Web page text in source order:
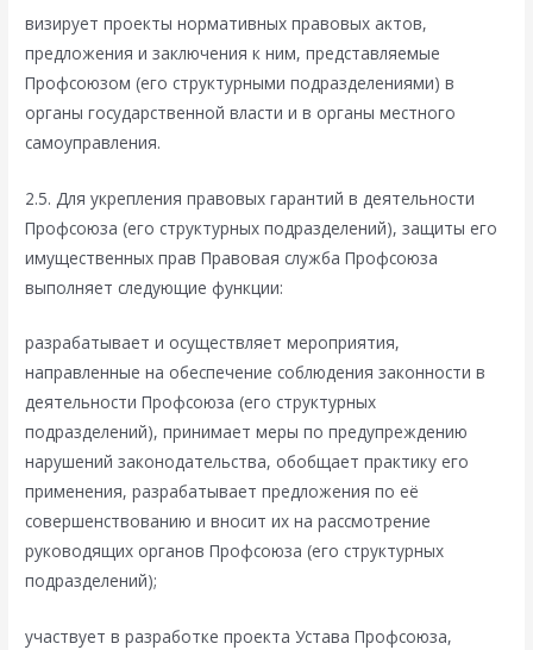
визирует проекты нормативных правовых актов,
предложения и заключения к ним, представляемые
Профсоюзом (его структурными подразделениями) в
органы государственной власти и в органы местного
самоуправления.
2.5. Для укрепления правовых гарантий в деятельности
Профсоюза (его структурных подразделений), защиты его
имущественных прав Правовая служба Профсоюза
выполняет следующие функции:
разрабатывает и осуществляет мероприятия,
направленные на обеспечение соблюдения законности в
деятельности Профсоюза (его структурных
подразделений), принимает меры по предупреждению
нарушений законодательства, обобщает практику его
применения, разрабатывает предложения по её
совершенствованию и вносит их на рассмотрение
руководящих органов Профсоюза (его структурных
подразделений);
участвует в разработке проекта Устава Профсоюза,